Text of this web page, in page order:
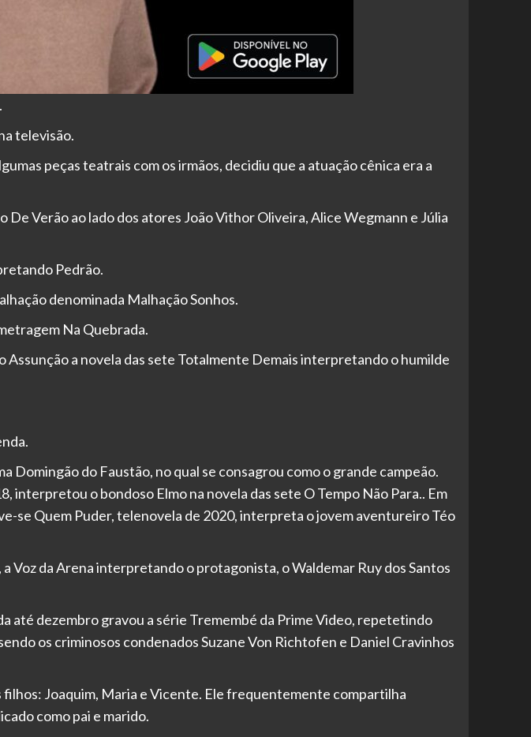
televisão.
peças teatrais com os irmãos, decidiu que a atuação cênica era a
Verão ao lado dos atores João Vithor Oliveira, Alice Wegmann e Júlia
Pedrão.
denominada Malhação Sonhos.
Na Quebrada.
Assunção a novela das sete Totalmente Demais interpretando o humilde
Domingão do Faustão, no qual se consagrou como o grande campeão.
interpretou o bondoso Elmo na novela das sete O Tempo Não Para.. Em
se Quem Puder, telenovela de 2020, interpreta o jovem aventureiro Téo
Voz da Arena interpretando o protagonista, o Waldemar Ruy dos Santos
até dezembro gravou a série Tremembé da Prime Video, repetetindo
os criminosos condenados Suzane Von Richtofen e Daniel Cravinhos
filhos: Joaquim, Maria e Vicente. Ele frequentemente compartilha
como pai e marido.